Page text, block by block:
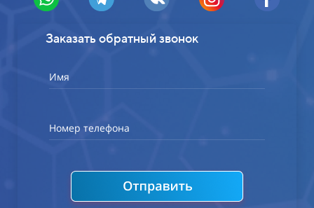
Заказать обратный звонок
Имя
Номер телефона